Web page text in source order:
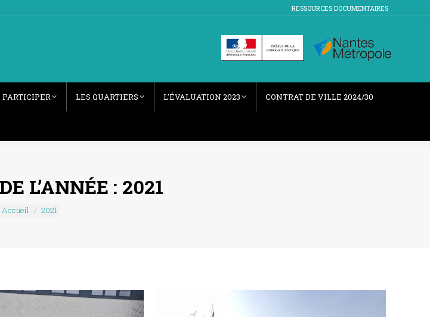
RESSOURCES DOCUMENTAIRES
PARTICIPER LES QUARTIERS L’ÉVALUATION 2023 CONTRAT DE VILLE 2024/30
L’ANNÉE : 2021
Vous êtes ici :
Accueil 2021